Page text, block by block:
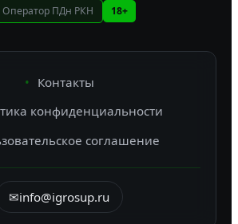
ПДн РКН 18+
Контакты
конфиденциальности
соглашение
✉info@igrosup.ru